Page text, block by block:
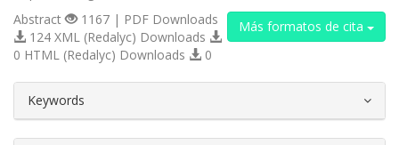
Más formatos de cita
Abstract
1167 | PDF Downloads
124 XML (Redalyc) Downloads
0 HTML (Redalyc) Downloads
0
Keywords